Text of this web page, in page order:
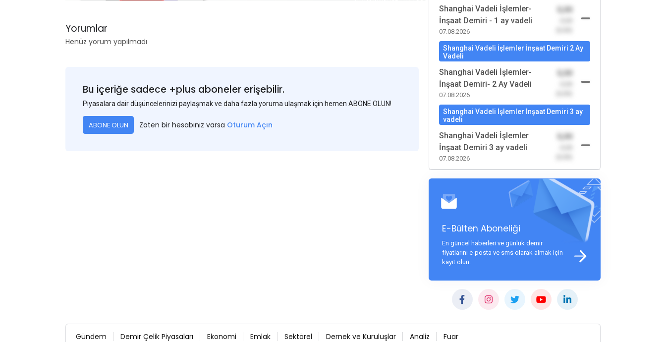
Yorumlar
Henüz yorum yapılmadı
Bu içeriğe sadece +plus aboneler erişebilir.
Piyasalara dair düşüncelerinizi paylaşmak ve daha fazla yoruma ulaşmak için hemen ABONE OLUN!
ABONE OLUN Zaten bir hesabınız varsa Oturum Açın
Shanghai Vadeli İşlemler-
İnşaat Demiri - 1 ay vadeli
07.08.2026
0,00
Shanghai Vadeli İşlemler İnşaat Demiri 2 Ay
Vadeli
Shanghai Vadeli İşlemler-
İnşaat Demiri- 2 Ay Vadeli
07.08.2026
0,00
Shanghai Vadeli İşlemler İnşaat Demiri 3 ay
vadeli
Shanghai Vadeli İşlemler
İnşaat Demiri 3 ay vadeli
07.08.2026
0,00
E-Bülten Aboneliği
En güncel haberleri ve günlük demir
fiyatlarını e-posta ve sms olarak almak için
kayıt olun.
Gündem Demir Çelik Piyasaları Ekonomi Emlak Sektörel Dernek ve Kuruluşlar Analiz Fuar